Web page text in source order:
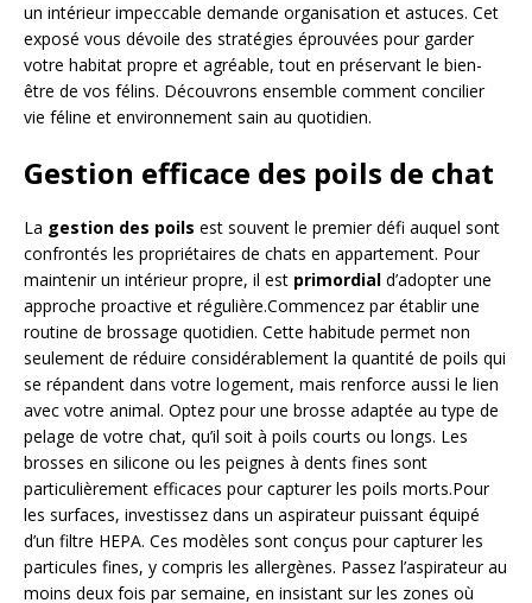
un intérieur impeccable demande organisation et astuces. Cet
exposé vous dévoile des stratégies éprouvées pour garder
votre habitat propre et agréable, tout en préservant le bien-
être de vos félins. Découvrons ensemble comment concilier
vie féline et environnement sain au quotidien.
Gestion efficace des poils de chat
La gestion des poils est souvent le premier défi auquel sont
confrontés les propriétaires de chats en appartement. Pour
maintenir un intérieur propre, il est primordial d’adopter une
approche proactive et régulière.Commencez par établir une
routine de brossage quotidien. Cette habitude permet non
seulement de réduire considérablement la quantité de poils qui
se répandent dans votre logement, mais renforce aussi le lien
avec votre animal. Optez pour une brosse adaptée au type de
pelage de votre chat, qu’il soit à poils courts ou longs. Les
brosses en silicone ou les peignes à dents fines sont
particulièrement efficaces pour capturer les poils morts.Pour
les surfaces, investissez dans un aspirateur puissant équipé
d’un filtre HEPA. Ces modèles sont conçus pour capturer les
particules fines, y compris les allergènes. Passez l’aspirateur au
moins deux fois par semaine, en insistant sur les zones où